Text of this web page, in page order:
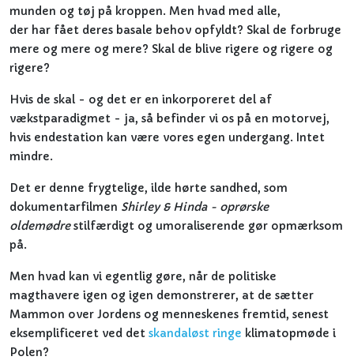
munden og tøj på kroppen. Men hvad med alle,
der har fået deres basale behov opfyldt? Skal de forbruge
mere og mere og mere? Skal de blive rigere og rigere og
rigere?
Hvis de skal - og det er en inkorporeret del af
vækstparadigmet - ja, så befinder vi os på en motorvej,
hvis endestation kan være vores egen undergang. Intet
mindre.
Det er denne frygtelige, ilde hørte sandhed, som
dokumentarfilmen Shirley & Hinda - oprørske
oldemødrestilfærdigt og umoraliserende gør opmærksom
på.
Men hvad kan vi egentlig gøre, når de politiske
magthavere igen og igen demonstrerer, at de sætter
Mammon over Jordens og menneskenes fremtid, senest
eksemplificeret ved det skandaløst ringe klimatopmøde i
Polen?